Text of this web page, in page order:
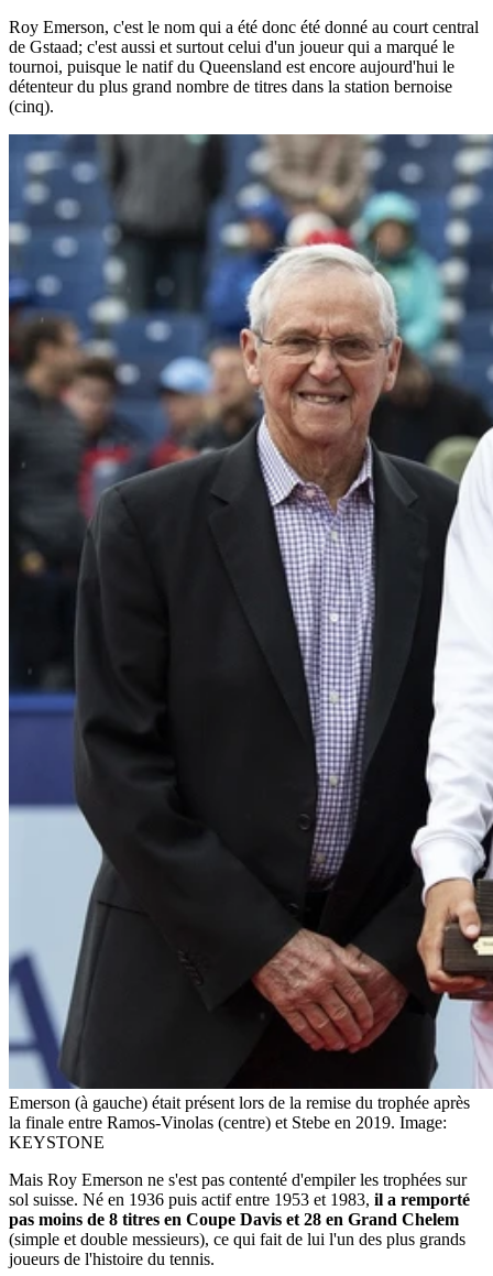
Roy Emerson, c'est le nom qui a été donc été donné au court central
de Gstaad; c'est aussi et surtout celui d'un joueur qui a marqué le
tournoi, puisque le natif du Queensland est encore aujourd'hui le
détenteur du plus grand nombre de titres dans la station bernoise
(cinq).
Emerson (à gauche) était présent lors de la remise du trophée après
la finale entre Ramos-Vinolas (centre) et Stebe en 2019. Image:
KEYSTONE
Mais Roy Emerson ne s'est pas contenté d'empiler les trophées sur
sol suisse. Né en 1936 puis actif entre 1953 et 1983, il a remporté
pas moins de 8 titres en Coupe Davis et 28 en Grand Chelem
(simple et double messieurs), ce qui fait de lui l'un des plus grands
joueurs de l'histoire du tennis.